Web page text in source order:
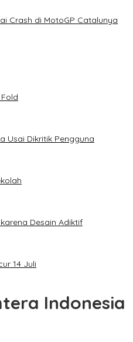
Crash di MotoGP Catalunya
Usai Dikritik Pengguna
Desain Adiktif
14 Juli
Indonesia